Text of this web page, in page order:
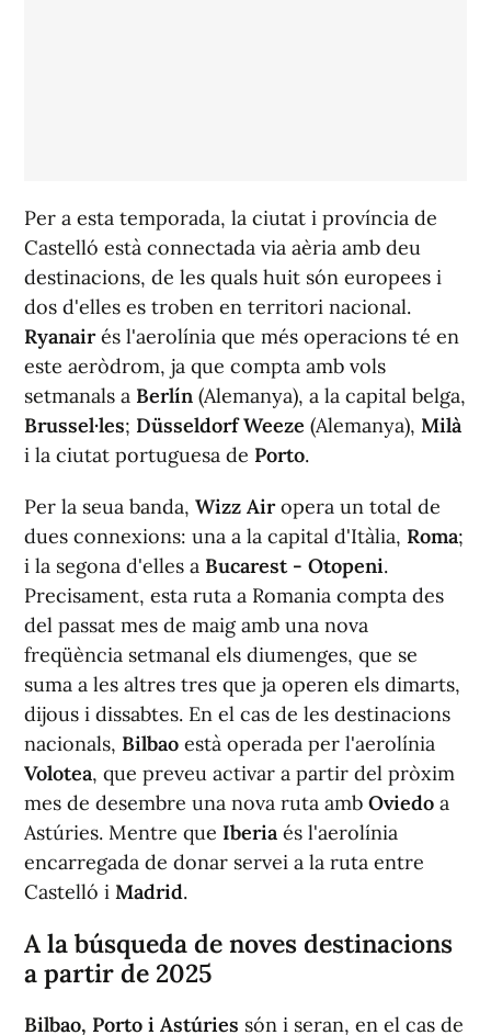
Per a esta temporada, la ciutat i província de
Castelló està connectada via aèria amb deu
destinacions, de les quals huit són europees i
dos d'elles es troben en territori nacional.
Ryanairés l'aerolínia que més operacions té en
este aeròdrom, ja que compta amb vols
setmanals a Berlín (Alemanya), a la capital belga,
Brussel·les; Düsseldorf Weeze (Alemanya), Milà
i la ciutat portuguesa de Porto.
Per la seua banda, Wizz Airopera un total de
dues connexions: una a la capital d'Itàlia, Roma;
i la segona d'elles a Bucarest - Otopeni.
Precisament, esta ruta a Romania compta des
del passat mes de maig amb una nova
freqüència setmanal els diumenges, que se
suma a les altres tres que ja operen els dimarts,
dijous i dissabtes. En el cas de les destinacions
nacionals, Bilbao està operada per l'aerolínia
Volotea, que preveu activar a partir del pròxim
mes de desembre una nova ruta amb Oviedo a
Astúries. Mentre que Iberia és l'aerolínia
encarregada de donar servei a la ruta entre
Castelló i Madrid.
A la búsqueda de noves destinacions
a partir de 2025
Bilbao, Porto i Astúries són i seran, en el cas de